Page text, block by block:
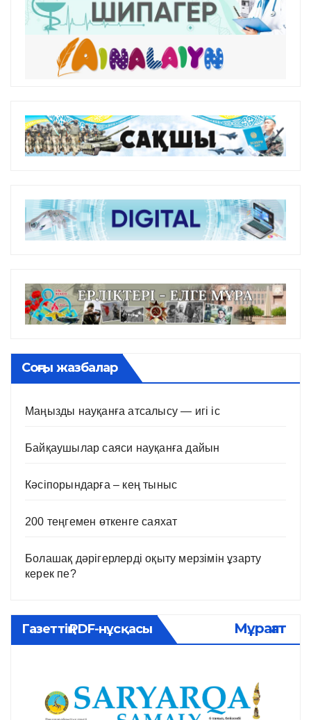
Соңғы жазбалар
Маңызды науқанға атсалысу — игі іс
Байқаушылар саяси науқанға дайын
Кәсіпорындарға – кең тыныс
200 теңгемен өткенге саяхат
Болашақ дәрігерлерді оқыту мерзімін ұзарту
керек пе?
Газеттің PDF-нұсқасы Мұрағат